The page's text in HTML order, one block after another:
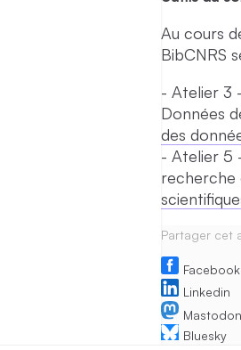
Au cours
BibCNRS
Atelier 3
Données
des
Atelier 5
recherche
Partager cet
Facebook
Linkedin
Mastodon
Bluesky